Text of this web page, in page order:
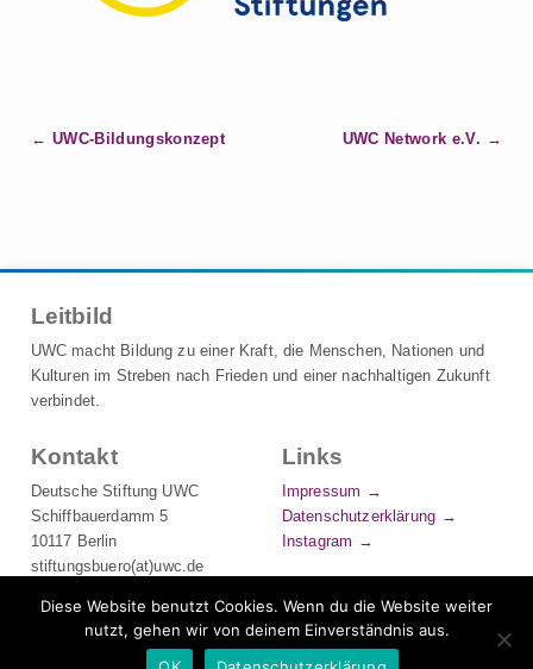
B
s
n
a
i
g
a
UWC-Bildungskonzept UWC Network e.V.
Leitbild
UWC macht Bildung zu einer Kraft, die Menschen, Nationen und
Kulturen im Streben nach Frieden und einer nachhaltigen Zukunft
verbindet.
Kontakt
Deutsche Stiftung UWC
Schiffbauerdamm 5
10117 Berlin
stiftungsbuero(at)uwc.de
UWC-Chat
Links
Impressum
Datenschutzerklärung
Instagram
Diese Website benutzt Cookies. Wenn du die Website weiter
nutzt, gehen wir von deinem Einverständnis aus.